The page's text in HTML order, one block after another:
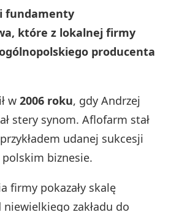
fundamenty
które z lokalnej firmy
producenta
w2006 roku, gdy Andrzej
stery synom. Aflofarm stał
udanej sukcesji
biznesie.
firmy pokazały skalę
zakładu do